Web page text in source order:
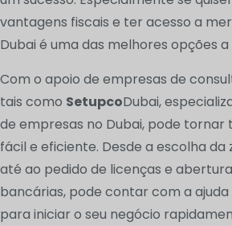
vantagens fiscais e ter acesso a
Dubai é uma das melhores opções
Com o apoio de empresas de
tais como SetupcoDubai,
de empresas no Dubai, pode tornar
fácil e eficiente. Desde a escolha
até ao pedido de licenças e
bancárias, pode contar com a
para iniciar o seu negócio